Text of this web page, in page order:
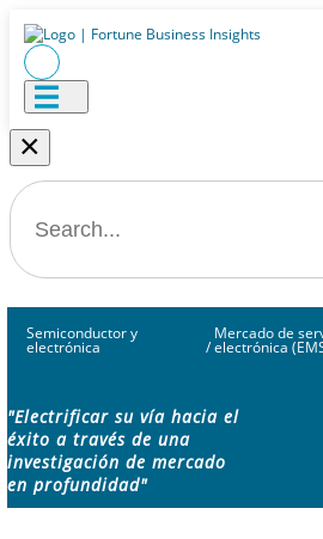
×
Semiconductor y
electrónica /
Mercado de
electrónica
"Electrificar su vía hacia el
éxito a través de una
investigación de mercado
en profundidad"